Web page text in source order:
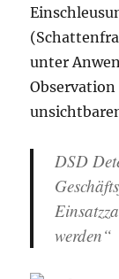
unter
DSD
werden“